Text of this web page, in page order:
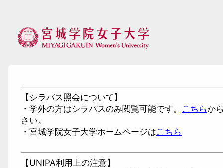
【シラバス照会について】
・学外の方はシラバスのみ閲覧可能です。 こちらか
さい。
・宮城学院女子大学ホームページはこちら
【UNIPA利用上の注意】